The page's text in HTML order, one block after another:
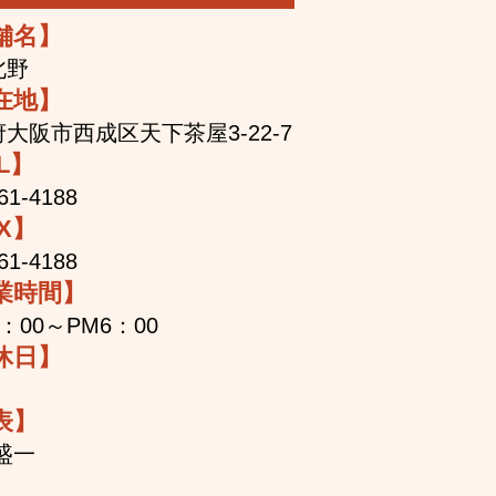
】
野
】
大阪市西成区天下茶屋3-22-7
4188
4188
時間】
00～PM6：00
】
一